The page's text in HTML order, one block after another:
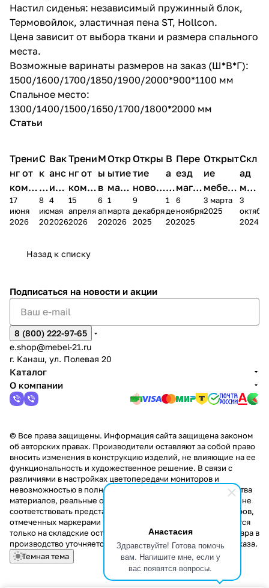
Анастасия
Здравствуйте! Готова помочь
вам. Напишите мне, если у
вас появятся вопросы.
Настил сиденья: независимый пружинный блок,
Термовойлок, эластичная пена ST, Hollcon.
Цена зависит от выбора ткани и размера спального
места.
Возможные варинаты размеров на заказ (Ш*В*Г):
1500/1600/1700/1850/1900/2000*900*1100 мм
Спальное место:
1300/1400/1500/1650/1700/1800*2000 мм
Статьи
Трени
нг от
комп
ании
Мело
17
июня
2026
С
к
и
д
к
2
8
июня
2026
Вак
анс
ия в
Чеб
окс
4
мая
2026
Трени
нг от
комп
ании
Мело
15
апреля
2026
М
ы
в
М
А
6
апреля
2026
Откр
ытие
мага
зина
в
1
марта
2026
Откры
тие
новог
о
магаз
9
декабря
2025
В
а
к
а
н
1
декабря
2025
Пере
езд
магаз
ина в
г.
6
ноября
2025
Открыт
ие
мебель
ного
салона
3 марта
2025
Скл
ад
меб
ели
пер
3
2024
Назад к списку
Подписаться на новости и акции
8 (800) 222-97-65
e.shop@mebel-21.ru
г. Канаш, ул. Полевая 20
Каталог
О компании
© Все права защищены. Информация сайта защищена законом
об авторских правах. Производители оставляют за собой право
вносить изменения в конструкцию изделий, не влияющие на ее
функциональность и художественное решение. В связи с
различиями в настройках цветопередачи мониторов и
невозможностью в полной мере передать некоторые свойства
материалов, реальные оттенки и текстуры продукции могут не
соответствовать представленным на сайте. Стоимость товаров,
отмеченных маркерами "Скидка!" и "Акция!" распространяется
только на складские остатки. Стоимость заказа данного товара в
производство уточняется у менеджера при оформлении заказа.
Темная тема